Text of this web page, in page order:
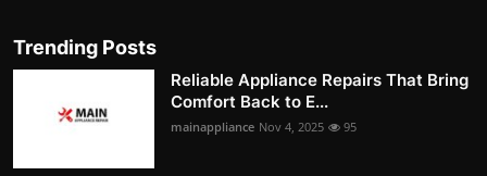
Trending Posts
Reliable Appliance Repairs That Bring
Comfort Back to E...
mainappliance Nov 4, 2025 95